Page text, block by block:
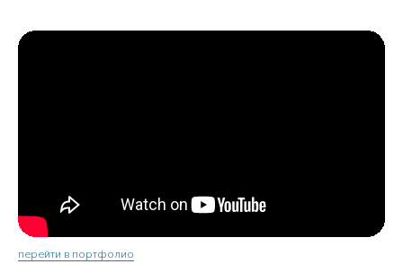
перейти в портфолио